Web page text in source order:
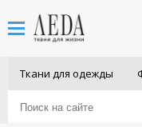
Ткани для одежды